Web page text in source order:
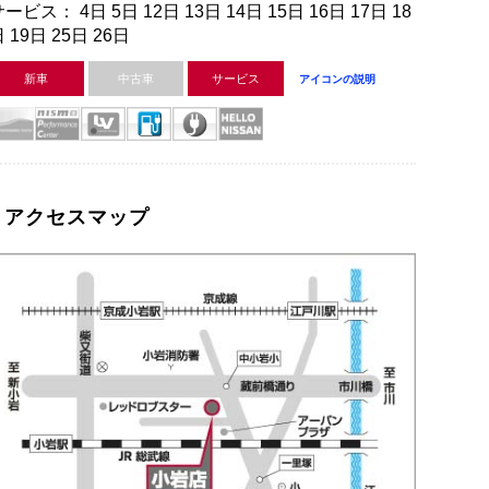
ービス： 4日 5日 12日 13日 14日 15日 16日 17日 18
19日 25日 26日
新車 中古車 サービス アイコンの説明
アクセスマップ